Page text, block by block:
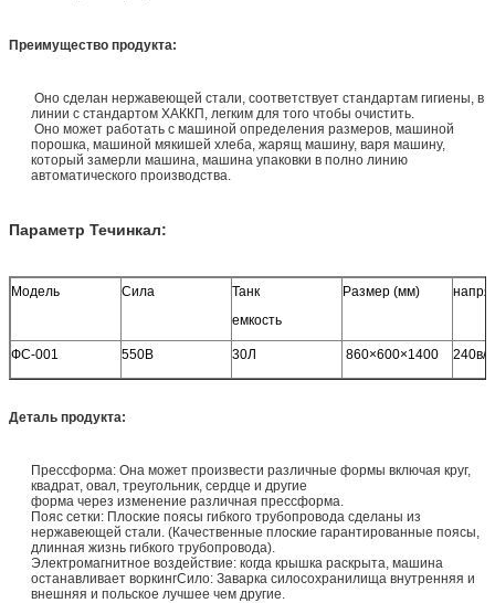
Преимущество продукта:
Оно сделан нержавеющей стали, соответствует стандартам гигиены, в
линии с стандартом ХАККП, легким для того чтобы очистить.
Оно может работать с машиной определения размеров, машиной
порошка, машиной мякишей хлеба, жарящ машину, варя машину,
который замерли машина, машина упаковки в полно линию
автоматического производства.
Параметр Течинкал:
Модель Сила
Танк
емкость
Размер (мм)
ФС-001 550В 30Л 860×600×1400 240в/
Деталь продукта:
Прессформа: Она может произвести различные формы включая круг,
квадрат, овал, треугольник, сердце и другие
форма через изменение различная прессформа.
Пояс сетки: Плоские поясы гибкого трубопровода сделаны из
нержавеющей стали. (Качественные плоские гарантированные поясы,
длинная жизнь гибкого трубопровода).
Электромагнитное воздействие: когда крышка раскрыта, машина
останавливает воркингСило: Заварка силосохранилища внутренняя и
внешняя и польское лучшее чем другие.